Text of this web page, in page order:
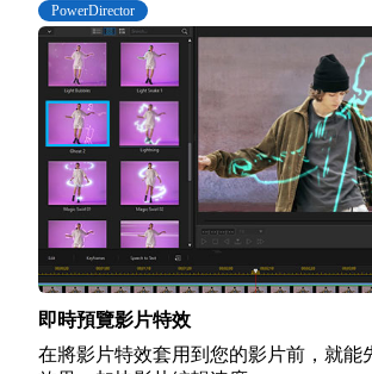
PowerDirector
即時預覽影片特效
在將影片特效套用到您的影片前，就能